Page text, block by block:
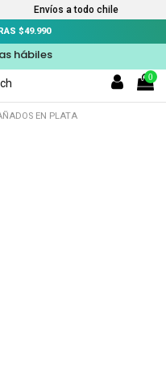
Envíos a todo chile
$49.990
hábiles
0
EN PLATA